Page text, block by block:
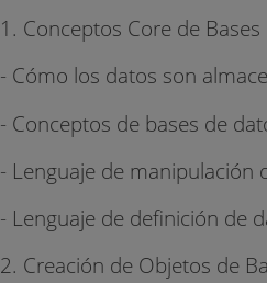
1. Conceptos Core de
- Cómo los datos son
- Conceptos de bases de
- Lenguaje de manipulación
- Lenguaje de definición de
2. Creación de Objetos de